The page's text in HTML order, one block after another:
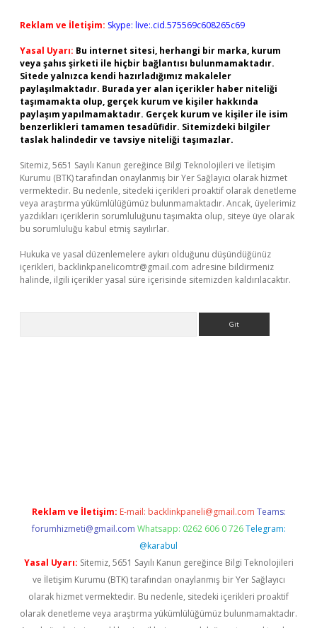
Reklam ve İletişim: Skype: live:.cid.575569c608265c69
Yasal Uyarı: Bu internet sitesi, herhangi bir marka, kurum
veya şahıs şirketi ile hiçbir bağlantısı bulunmamaktadır.
Sitede yalnızca kendi hazırladığımız makaleler
paylaşılmaktadır. Burada yer alan içerikler haber niteliği
taşımamakta olup, gerçek kurum ve kişiler hakkında
paylaşım yapılmamaktadır. Gerçek kurum ve kişiler ile isim
benzerlikleri tamamen tesadüfidir. Sitemizdeki bilgiler
taslak halindedir ve tavsiye niteliği taşımazlar.
Sitemiz, 5651 Sayılı Kanun gereğince Bilgi Teknolojileri ve İletişim
Kurumu (BTK) tarafından onaylanmış bir Yer Sağlayıcı olarak hizmet
vermektedir. Bu nedenle, sitedeki içerikleri proaktif olarak denetleme
veya araştırma yükümlülüğümüz bulunmamaktadır. Ancak, üyelerimiz
yazdıkları içeriklerin sorumluluğunu taşımakta olup, siteye üye olarak
bu sorumluluğu kabul etmiş sayılırlar.
Hukuka ve yasal düzenlemelere aykırı olduğunu düşündüğünüz
içerikleri, backlinkpanelicomtr@gmail.com adresine bildirmeniz
halinde, ilgili içerikler yasal süre içerisinde sitemizden kaldırılacaktır.
Reklam ve İletişim: E-mail: backlinkpaneli@gmail.com Teams:
forumhizmeti@gmail.com Whatsapp: 0262 606 0 726 Telegram:
@karabul
Yasal Uyarı: Sitemiz, 5651 Sayılı Kanun gereğince Bilgi Teknolojileri
ve İletişim Kurumu (BTK) tarafından onaylanmış bir Yer Sağlayıcı
olarak hizmet vermektedir. Bu nedenle, sitedeki içerikleri proaktif
olarak denetleme veya araştırma yükümlülüğümüz bulunmamaktadır.